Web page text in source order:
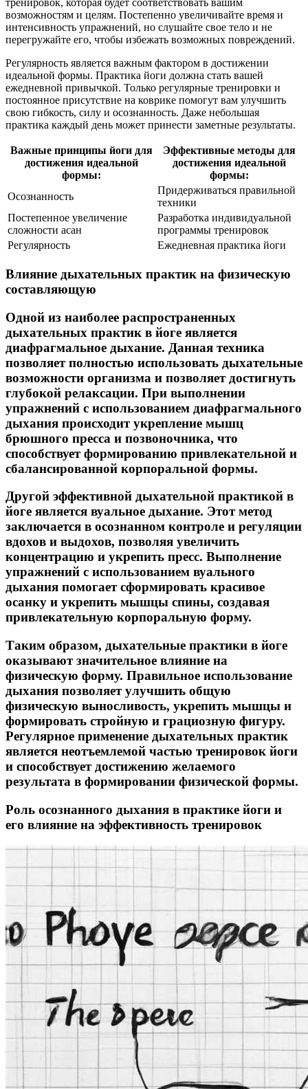
тренировок, которая будет соответствовать вашим
возможностям и целям. Постепенно увеличивайте время и
интенсивность упражнений, но слушайте свое тело и не
перегружайте его, чтобы избежать возможных повреждений.
Регулярность является важным фактором в достижении
идеальной формы. Практика йоги должна стать вашей
ежедневной привычкой. Только регулярные тренировки и
постоянное присутствие на коврике помогут вам улучшить
свою гибкость, силу и осознанность. Даже небольшая
практика каждый день может принести заметные результаты.
Важные принципы йоги для
достижения идеальной
формы:
Эффективные методы для
достижения идеальной
формы:
Осознанность
Придерживаться правильной
техники
Постепенное увеличение
сложности асан
Разработка индивидуальной
программы тренировок
Регулярность
Ежедневная практика йоги
Влияние дыхательных практик на физическую
составляющую
Одной из наиболее распространенных
дыхательных практик в йоге является
диафрагмальное дыхание. Данная техника
позволяет полностью использовать дыхательные
возможности организма и позволяет достигнуть
глубокой релаксации. При выполнении
упражнений с использованием диафрагмального
дыхания происходит укрепление мышц
брюшного пресса и позвоночника, что
способствует формированию привлекательной и
сбалансированной корпоральной формы.
Другой эффективной дыхательной практикой в
йоге является вуальное дыхание. Этот метод
заключается в осознанном контроле и регуляции
вдохов и выдохов, позволяя увеличить
концентрацию и укрепить пресс. Выполнение
упражнений с использованием вуального
дыхания помогает сформировать красивое
осанку и укрепить мышцы спины, создавая
привлекательную корпоральную форму.
Таким образом, дыхательные практики в йоге
оказывают значительное влияние на
физическую форму. Правильное использование
дыхания позволяет улучшить общую
физическую выносливость, укрепить мышцы и
формировать стройную и грациозную фигуру.
Регулярное применение дыхательных практик
является неотъемлемой частью тренировок йоги
и способствует достижению желаемого
результата в формировании физической формы.
Роль осознанного дыхания в практике йоги и
его влияние на эффективность тренировок